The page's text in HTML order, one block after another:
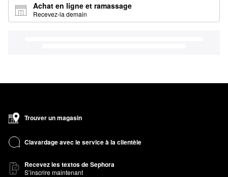
Achat en ligne et ramassage
Recevez-la demain
Trouver un magasin
Clavardage avec le service à la clientèle
Recevez les textos de Sephora
S’inscrire maintenant